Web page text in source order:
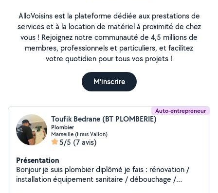
AlloVoisins est la plateforme dédiée aux prestations de
services et à la location de matériel à proximité de chez
vous ! Rejoignez notre communauté de 4,5 millions de
membres, professionnels et particuliers, et facilitez
votre quotidien pour tous vos projets !
M'inscrire
Auto-entrepreneur
Toufik Bedrane (BT PLOMBERIE)
Plombier
Marseille (Frais Vallon)
5/5 (7 avis)
Présentation
Bonjour je suis plombier diplômé je fais : rénovation /
installation équipement sanitaire / débouchage /